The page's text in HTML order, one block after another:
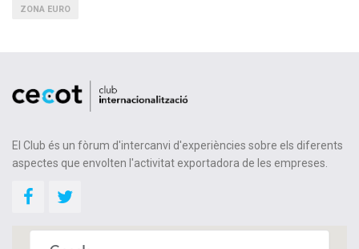
ZONA EURO
El Club és un fòrum d'intercanvi d'experiències sobre els diferents
aspectes que envolten l'activitat exportadora de les empreses.